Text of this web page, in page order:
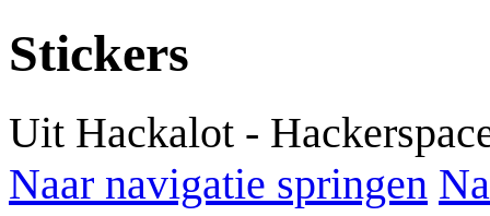
Stickers
Uit Hackalot -
Naar navigatie springen